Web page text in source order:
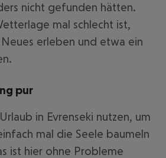
nicht gefunden hätten.
mal schlecht ist,
erleben und etwa ein
pur
in Evrenseki nutzen, um
mal die Seele baumeln
ist hier ohne Probleme